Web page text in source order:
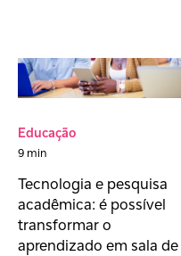
Educação
9 min
Tecnologia e pesquisa
acadêmica: é possível
transformar o
aprendizado em sala de